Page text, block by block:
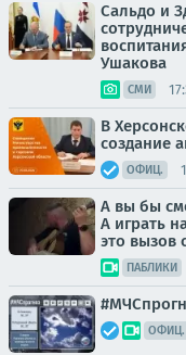
Сальдо и
Ушакова
СМИ
В
создание
ОФИЦ.
А вы бы
А играть
это вызов
ПАБЛИКИ
ОФИЦ.